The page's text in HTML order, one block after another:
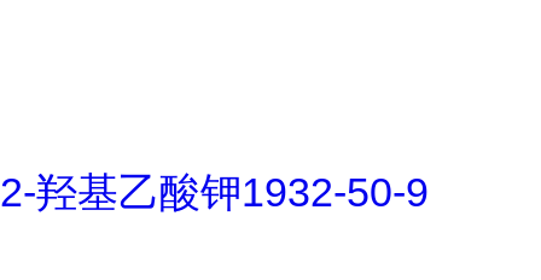
2-羟基乙酸钾1932-50-9